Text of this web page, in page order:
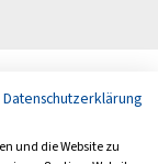
Datenschutzerklärung
und die Website zu